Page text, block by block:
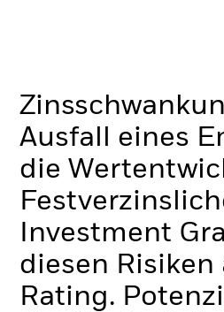
Ausfall eines
die
Investment
diesen
Rating.